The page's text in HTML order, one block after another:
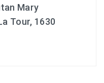
Mary
Tour, 1630